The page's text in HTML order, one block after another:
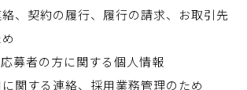
、契約の履行、履行の請求、お取引先
募者の方に関する個人情報
関する連絡、採用業務管理のため